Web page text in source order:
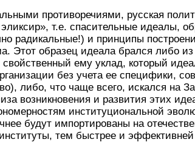
противоречиями, русская
т.е. спасительные идеалы,
радикальные!) и принципы
Этот образец идеала брался либо
ему уклад, который
без учета ее специфики,
либо, что чаще всего, искался на
возникновения и развития этих
институциональной
будут импортированы на
тем быстрее и эффективней